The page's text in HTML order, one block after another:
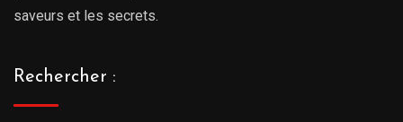
saveurs et les secrets.
Rechercher :